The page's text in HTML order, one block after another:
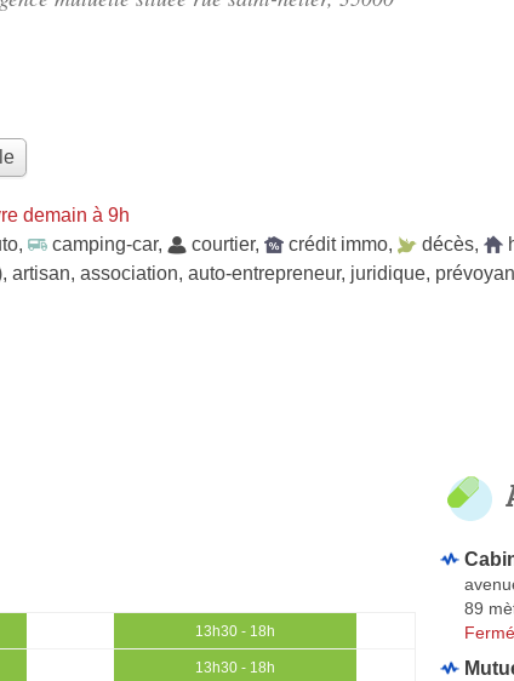
demain à 9h
, camping-car, courtier, crédit immo, décès,
, artisan, association, auto-entrepreneur, juridique,
13h30 - 18h
13h30 - 18h
89